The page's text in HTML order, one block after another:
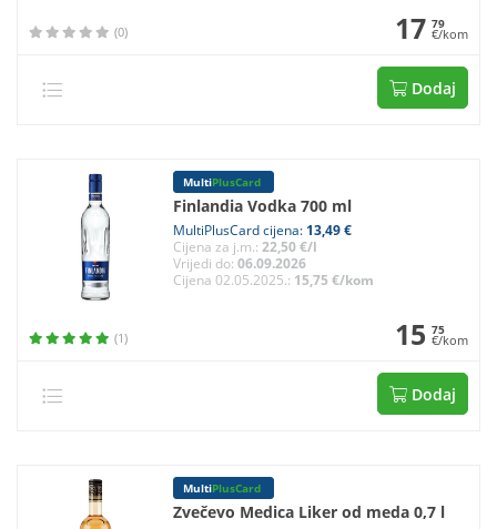
(0) 17 79
€/kom
Dodaj
MultiPlusCard
Finlandia Vodka 700 ml
MultiPlusCard cijena: 13,49 €
Cijena za j.m.: 22,50 €/l
Vrijedi do: 06.09.2026
Cijena 02.05.2025.: 15,75 €/kom
(1) 15 75
€/kom
Dodaj
MultiPlusCard
Zvečevo Medica Liker od meda 0,7 l